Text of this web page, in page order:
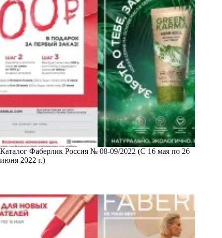
Каталог Фаберлик Россия № 08-09/2022 (С 16 мая по 26
июня 2022 г.)